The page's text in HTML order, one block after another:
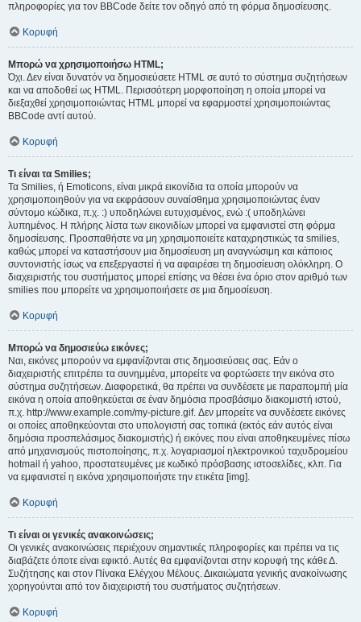
πληροφορίες για τον BBCode δείτε τον οδηγό από τη φόρμα δημοσίευσης.
Κορυφή
Μπορώ να χρησιμοποιήσω HTML;
Όχι. Δεν είναι δυνατόν να δημοσιεύσετε HTML σε αυτό το σύστημα συζητήσεων
και να αποδοθεί ως HTML. Περισσότερη μορφοποίηση η οποία μπορεί να
διεξαχθεί χρησιμοποιώντας HTML μπορεί να εφαρμοστεί χρησιμοποιώντας
BBCode αντί αυτού.
Κορυφή
Τι είναι τα Smilies;
Τα Smilies, ή Emoticons, είναι μικρά εικονίδια τα οποία μπορούν να
χρησιμοποιηθούν για να εκφράσουν συναίσθημα χρησιμοποιώντας έναν
σύντομο κώδικα, π.χ. :) υποδηλώνει ευτυχισμένος, ενώ :( υποδηλώνει
λυπημένος. Η πλήρης λίστα των εικονιδίων μπορεί να εμφανιστεί στη φόρμα
δημοσίευσης. Προσπαθήστε να μη χρησιμοποιείτε καταχρηστικώς τα smilies,
καθώς μπορεί να καταστήσουν μια δημοσίευση μη αναγνώσιμη και κάποιος
συντονιστής ίσως να επεξεργαστεί ή να αφαιρέσει τη δημοσίευση ολόκληρη. Ο
διαχειριστής του συστήματος μπορεί επίσης να θέσει ένα όριο στον αριθμό των
smilies που μπορείτε να χρησιμοποιήσετε σε μια δημοσίευση.
Κορυφή
Μπορώ να δημοσιεύω εικόνες;
Ναι, εικόνες μπορούν να εμφανίζονται στις δημοσιεύσεις σας. Εάν ο
διαχειριστής επιτρέπει τα συνημμένα, μπορείτε να φορτώσετε την εικόνα στο
σύστημα συζητήσεων. Διαφορετικά, θα πρέπει να συνδέσετε με παραπομπή μία
εικόνα η οποία αποθηκεύεται σε έναν δημόσια προσβάσιμο διακομιστή ιστού,
π.χ. http://www.example.com/my-picture.gif. Δεν μπορείτε να συνδέσετε εικόνες
οι οποίες αποθηκεύονται στο υπολογιστή σας τοπικά (εκτός εάν αυτός είναι
δημόσια προσπελάσιμος διακομιστής) ή εικόνες που είναι αποθηκευμένες πίσω
από μηχανισμούς πιστοποίησης, π.χ. λογαριασμοί ηλεκτρονικού ταχυδρομείου
hotmail ή yahoo, προστατευμένες με κωδικό πρόσβασης ιστοσελίδες, κλπ. Για
να εμφανιστεί η εικόνα χρησιμοποιήστε την ετικέτα [img].
Κορυφή
Τι είναι οι γενικές ανακοινώσεις;
Οι γενικές ανακοινώσεις περιέχουν σημαντικές πληροφορίες και πρέπει να τις
διαβάζετε όποτε είναι εφικτό. Αυτές θα εμφανίζονται στην κορυφή της κάθε Δ.
Συζήτησης και στον Πίνακα Ελέγχου Μέλους. Δικαιώματα γενικής ανακοίνωσης
χορηγούνται από τον διαχειριστή του συστήματος συζητήσεων.
Κορυφή